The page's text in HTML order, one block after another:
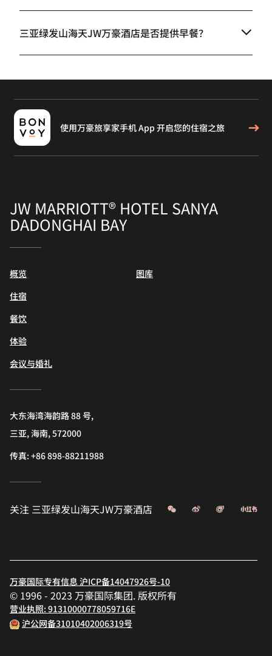
三亚绿发山海天JW万豪酒店是否提供早餐？
使用万豪旅享家手机 App 开启您的住宿之旅
JW MARRIOTT® HOTEL SANYA
DADONGHAI BAY
概览
住宿
餐饮
体验
会议与婚礼
图库
大东海湾海韵路 88 号,
三亚, 海南, 572000
传真:+86 898-88211988
关注 三亚绿发山海天JW万豪酒店 微信 微博 飞猪 小
万豪国际专有信息 沪ICP备14047926号-10
© 1996 - 2023 万豪国际集团. 版权所有
营业执照: 91310000778059716E
沪公网备31010402006319号